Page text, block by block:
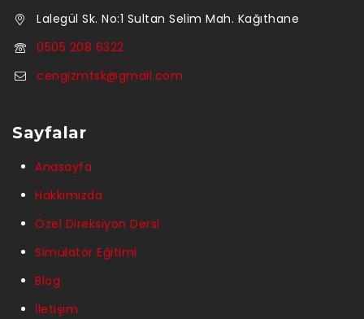
Lalegül Sk. No:1 Sultan Selim Mah. Kağıthane
0505 208 6322
cengizmtsk@gmail.com
Sayfalar
Anasayfa
Hakkımızda
Özel Direksiyon Dersi
Simülatör Eğitimi
Blog
İletişim